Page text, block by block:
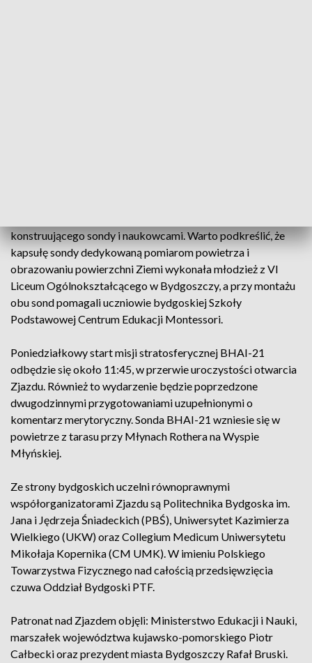
konstruującego sondy i naukowcami. Warto podkreślić, że
kapsułę sondy dedykowaną pomiarom powietrza i
obrazowaniu powierzchni Ziemi wykonała młodzież z VI
Liceum Ogólnokształcącego w Bydgoszczy, a przy montażu
obu sond pomagali uczniowie bydgoskiej Szkoły
Podstawowej Centrum Edukacji Montessori.
Poniedziałkowy start misji stratosferycznej BHAI-21
odbędzie się około 11:45, w przerwie uroczystości otwarcia
Zjazdu. Również to wydarzenie będzie poprzedzone
dwugodzinnymi przygotowaniami uzupełnionymi o
komentarz merytoryczny. Sonda BHAI-21 wzniesie się w
powietrze z tarasu przy Młynach Rothera na Wyspie
Młyńskiej.
Ze strony bydgoskich uczelni równoprawnymi
współorganizatorami Zjazdu są Politechnika Bydgoska im.
Jana i Jędrzeja Śniadeckich (PBŚ), Uniwersytet Kazimierza
Wielkiego (UKW) oraz Collegium Medicum Uniwersytetu
Mikołaja Kopernika (CM UMK). W imieniu Polskiego
Towarzystwa Fizycznego nad całością przedsięwzięcia
czuwa Oddział Bydgoski PTF.
Patronat nad Zjazdem objęli: Ministerstwo Edukacji i Nauki,
marszałek województwa kujawsko-pomorskiego Piotr
Całbecki oraz prezydent miasta Bydgoszczy Rafał Bruski.